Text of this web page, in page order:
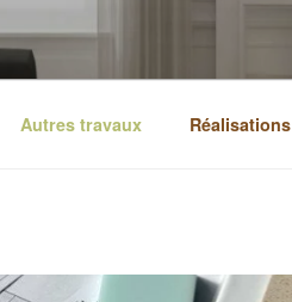
Autres travaux Réalisations